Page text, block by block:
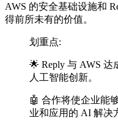
AWS 的安全基础设施和
得前所未有的价值。
划重点:
🌟 Reply 与 AWS
人工智能创新。
🤖 合作将使企业能
业和应用的 AI 解决